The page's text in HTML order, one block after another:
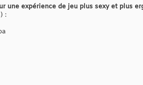
une expérience de jeu plus sexy et plus
: